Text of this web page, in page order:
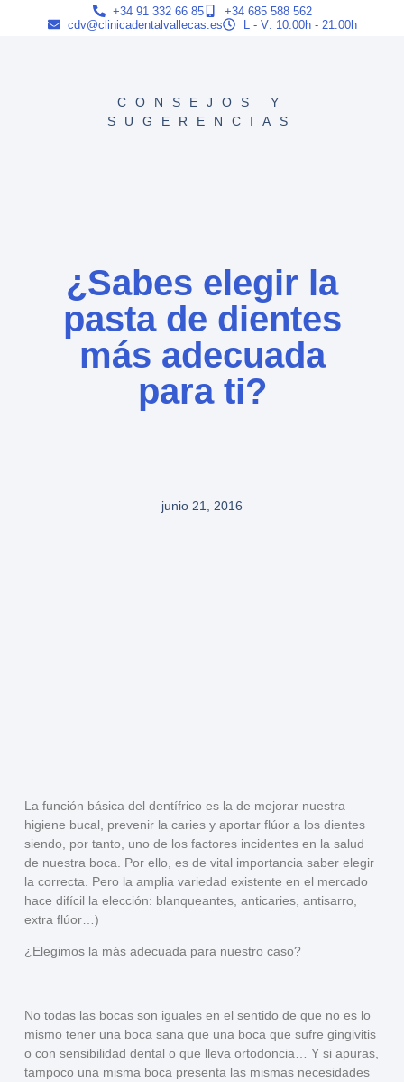
+34 91 332 66 85
+34 685 588 562
cdv@clinicadentalvallecas.es
L - V: 10:00h - 21:00h
CONSEJOS Y
SUGERENCIAS
¿Sabes elegir la
pasta de dientes
más adecuada
para ti?
junio 21, 2016
La función básica del dentífrico es la de mejorar nuestra
higiene bucal
prevenir la cariesyaportar flúora los dientes
siendo, por tanto, uno de los factores incidentes en la salud
de nuestra boca. Por ello, es de vital importancia saber elegir
la correcta. Pero la amplia variedad existente en el mercado
hace difícil la elección: blanqueantes, anticaries, antisarro,
extra flúor…)
¿Elegimos la más adecuada para nuestro caso?
No todas las bocas son iguales en el sentido de que no es lo
mismo tener una boca sana que una boca que sufre gingivitis
o con sensibilidad dental o que lleva ortodoncia… Y si apuras,
tampoco una misma boca presenta las mismas necesidades